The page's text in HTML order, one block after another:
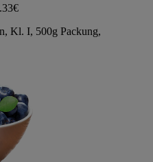
Kl. I, 500g Packung,